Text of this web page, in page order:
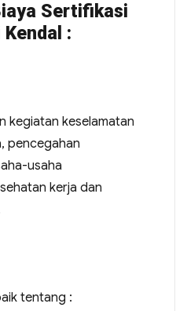
Sertifikasi
:
kegiatan keselamatan
pencegahan
usaha
kerja dan
tentang :